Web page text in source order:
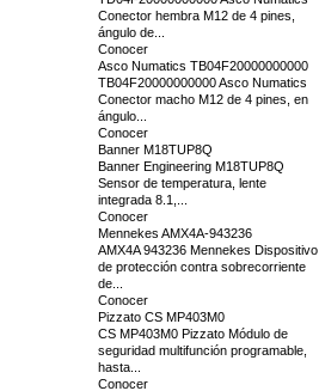
Conector hembra M12 de 4 pines,
ángulo de...
Conocer
Asco Numatics TB04F20000000000
TB04F20000000000 Asco Numatics
Conector macho M12 de 4 pines, en
ángulo...
Conocer
Banner M18TUP8Q
Banner Engineering M18TUP8Q
Sensor de temperatura, lente
integrada 8.1,...
Conocer
Mennekes AMX4A-943236
AMX4A 943236 Mennekes Dispositivo
de protección contra sobrecorriente
de...
Conocer
Pizzato CS MP403M0
CS MP403M0 Pizzato Módulo de
seguridad multifunción programable,
hasta...
Conocer